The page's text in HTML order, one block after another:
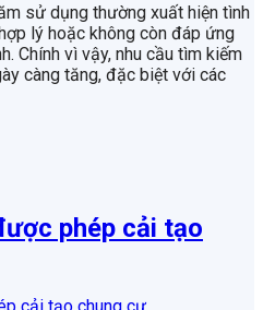
sử dụng thường xuất hiện tình
lý hoặc không còn đáp ứng
Chính vì vậy, nhu cầu tìm kiếm
càng tăng, đặc biệt với các
phép cải tạo